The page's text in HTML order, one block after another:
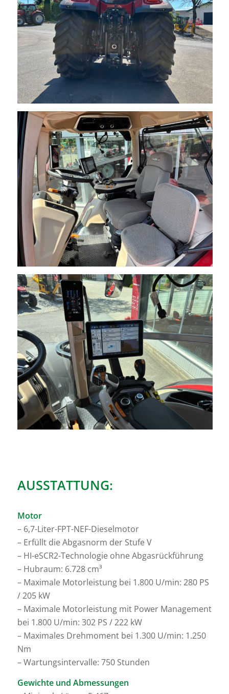
AUSSTATTUNG:
Motor
– 6,7-Liter-FPT-NEF-Dieselmotor
– Erfüllt die Abgasnorm der Stufe V
– HI-eSCR2-Technologie ohne Abgasrückführung
– Hubraum: 6.728 cm³
– Maximale Motorleistung bei 1.800 U/min: 280 PS
/ 205 kW
– Maximale Motorleistung mit Power Management
bei 1.800 U/min: 302 PS / 222 kW
– Maximales Drehmoment bei 1.300 U/min: 1.250
Nm
– Wartungsintervalle: 750 Stunden
Gewichte und Abmessungen